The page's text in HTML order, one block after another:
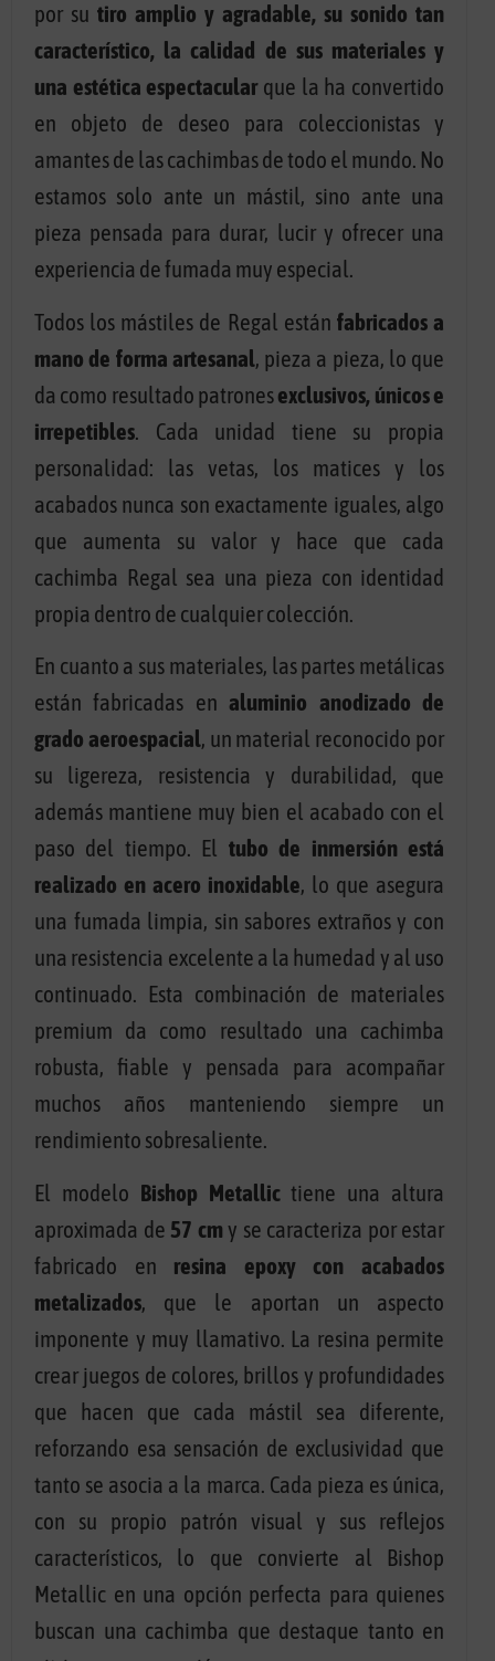
por su tiro amplio y agradable, su sonido tan
característico, la calidad de sus materiales y
una estética espectacularque la ha convertido
en objeto de deseo para coleccionistas y
amantes de las cachimbas de todo el mundo. No
estamos solo ante un mástil, sino ante una
pieza pensada para durar, lucir y ofrecer una
experiencia de fumada muy especial.
Todos los mástiles de Regal están fabricados a
mano de forma artesanal, pieza a pieza, lo que
da como resultado patronesexclusivos, únicos e
irrepetibles. Cada unidad tiene su propia
personalidad: las vetas, los matices y los
acabados nunca son exactamente iguales, algo
que aumenta su valor y hace que cada
cachimba Regal sea una pieza con identidad
propia dentro de cualquier colección.
En cuanto a sus materiales, las partes metálicas
están fabricadas en aluminio anodizado de
grado aeroespacial, un material reconocido por
su ligereza, resistencia y durabilidad, que
además mantiene muy bien el acabado con el
paso del tiempo. El tubo de inmersión está
realizado en acero inoxidable, lo que asegura
una fumada limpia, sin sabores extraños y con
una resistencia excelente a la humedad y al uso
continuado. Esta combinación de materiales
premium da como resultado una cachimba
robusta, fiable y pensada para acompañar
muchos años manteniendo siempre un
rendimiento sobresaliente.
El modelo Bishop Metallictiene una altura
aproximada de 57 cm y se caracteriza por estar
fabricado en resina epoxy con acabados
metalizados, que le aportan un aspecto
imponente y muy llamativo. La resina permite
crear juegos de colores, brillos y profundidades
que hacen que cada mástil sea diferente,
reforzando esa sensación de exclusividad que
tanto se asocia a la marca. Cada pieza es única,
con su propio patrón visual y sus reflejos
característicos, lo que convierte al Bishop
Metallic en una opción perfecta para quienes
buscan una cachimba que destaque tanto en